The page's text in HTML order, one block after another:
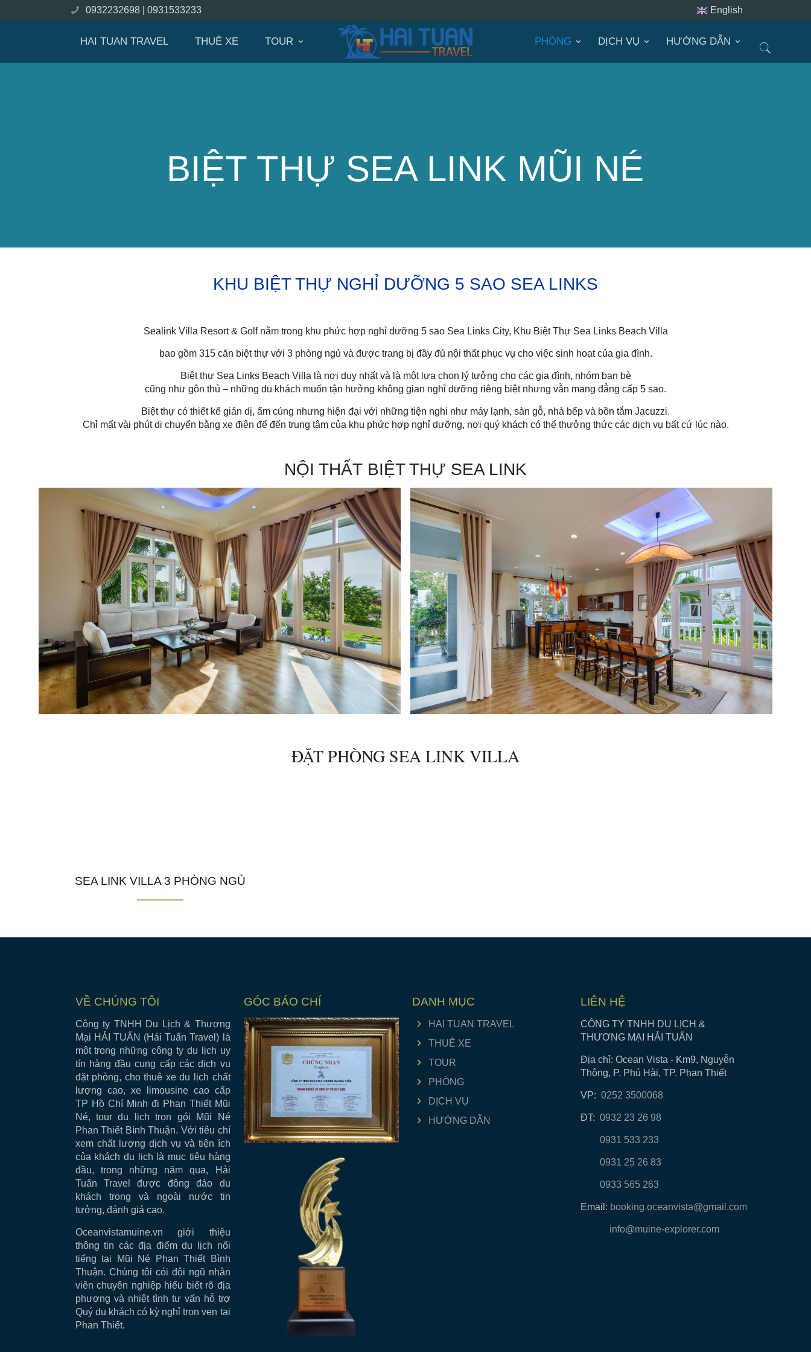
BIỆT THỰ SEA LINK MŨI NÉ
0932232698 | 0931533233 English
HAI TUAN TRAVEL THUÊ XE TOUR PHÒNG DỊCH VỤ HƯỚNG DẪN
KHU BIỆT THỰ NGHỈ DƯỠNG 5 SAO SEA LINKS
Sealink Villa Resort & Golf nằm trong khu phức hợp nghỉ dưỡng 5 sao Sea Links City, Khu Biệt Thự Sea Links Beach Villa
bao gồm 315 căn biệt thự với 3 phòng ngủ và được trang bị đầy đủ nội thất phục vụ cho việc sinh hoạt của gia đình.
Biệt thự Sea Links Beach Villa là nơi duy nhất và là một lựa chọn lý tưởng cho các gia đình, nhóm bạn bè
cũng như gôn thủ – những du khách muốn tận hưởng không gian nghỉ dưỡng riêng biệt nhưng vẫn mang đẳng cấp 5 sao.
Biệt thự có thiết kế giản dị, ấm cúng nhưng hiện đại với những tiện nghi như máy lạnh, sàn gỗ, nhà bếp và bồn tắm Jacuzzi.
Chỉ mất vài phút di chuyển bằng xe điện để đến trung tâm của khu phức hợp nghỉ dưỡng, nơi quý khách có thể thưởng thức các dịch vụ bất cứ lúc nào.
NỘI THẤT BIỆT THỰ SEA LINK
ĐẶT PHÒNG SEA LINK VILLA
SEA LINK VILLA 3 PHÒNG NGỦ
VỀ CHÚNG TÔI
Công ty TNHH Du Lịch & Thương
Mại HẢI TUẤN (Hải Tuấn Travel) là
một trong những công ty du lịch uy
tín hàng đầu cung cấp các dịch vụ
đặt phòng, cho thuê xe du lịch chất
lượng cao, xe limousine cao cấp
TP Hồ Chí Minh đi Phan Thiết Mũi
Né, tour du lịch trọn gói Mũi Né
Phan Thiết Bình Thuận. Với tiêu chí
xem chất lượng dịch vụ và tiện ích
của khách du lịch là mục tiêu hàng
đầu, trong những năm qua, Hải
Tuấn Travel được đông đảo du
khách trong và ngoài nước tin
tưởng, đánh giá cao.
Oceanvistamuine.vn giới thiệu
thông tin các địa điểm du lịch nổi
tiếng tại Mũi Né Phan Thiết Bình
Thuận. Chúng tôi cói đội ngũ nhân
viên chuyên nghiệp hiểu biết rõ địa
phương và nhiệt tình tư vấn hỗ trợ
Quý du khách có kỳ nghỉ trọn vẹn tại
Phan Thiết.
GÓC BÁO CHÍ DANH MỤC
HAI TUAN TRAVEL
THUÊ XE
TOUR
PHÒNG
DỊCH VỤ
HƯỚNG DẪN
LIÊN HỆ
CÔNG TY TNHH DU LỊCH &
THƯƠNG MẠI HẢI TUẤN
Địa chỉ: Ocean Vista - Km9, Nguyễn
Thông, P. Phú Hài, TP. Phan Thiết
VP:0252 3500068
ĐT:0932 23 26 98
0931 533 233
0931 25 26 83
0933 565 263
Email: booking.oceanvista@gmail.com
info@muine-explorer.com